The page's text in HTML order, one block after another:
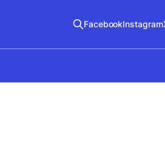
FacebookInstagram